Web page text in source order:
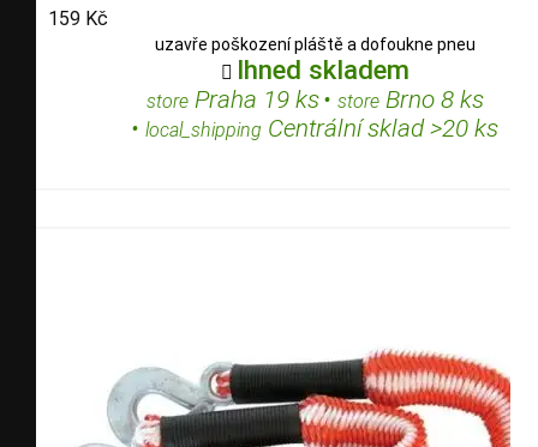
159 Kč
uzavře poškození pláště a dofoukne pneu
 Ihned skladem
storePraha 19 ks• storeBrno 8 ks
• local_shipping Centrální sklad >20 ks